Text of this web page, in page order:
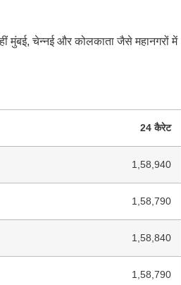
मुंबई, चेन्नई और कोलकाता जैसे महानगरों में
24 कैरेट
1,58,940
1,58,790
1,58,840
1,58,790